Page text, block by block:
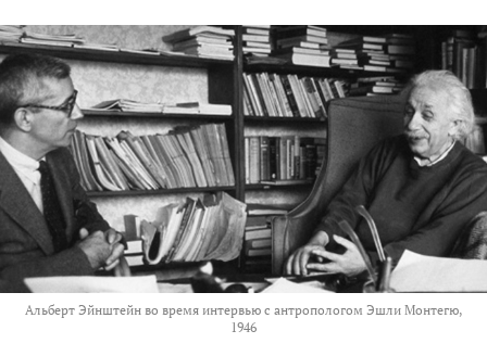
Альберт Эйнштейн во время интервью с антропологом Эшли Монтегю,
1946